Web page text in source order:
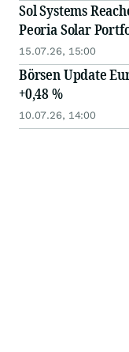
Sol Systems
Peoria Solar
15.07.26, 15:00
Börsen Update
+0,48 %
10.07.26, 14:00